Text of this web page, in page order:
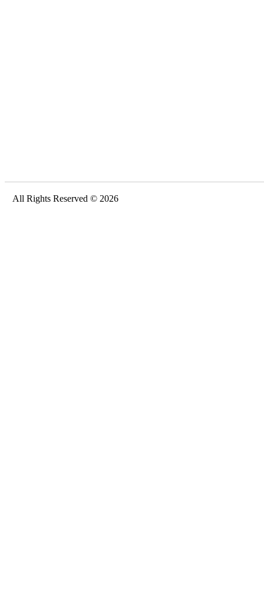
All Rights Reserved © 2026